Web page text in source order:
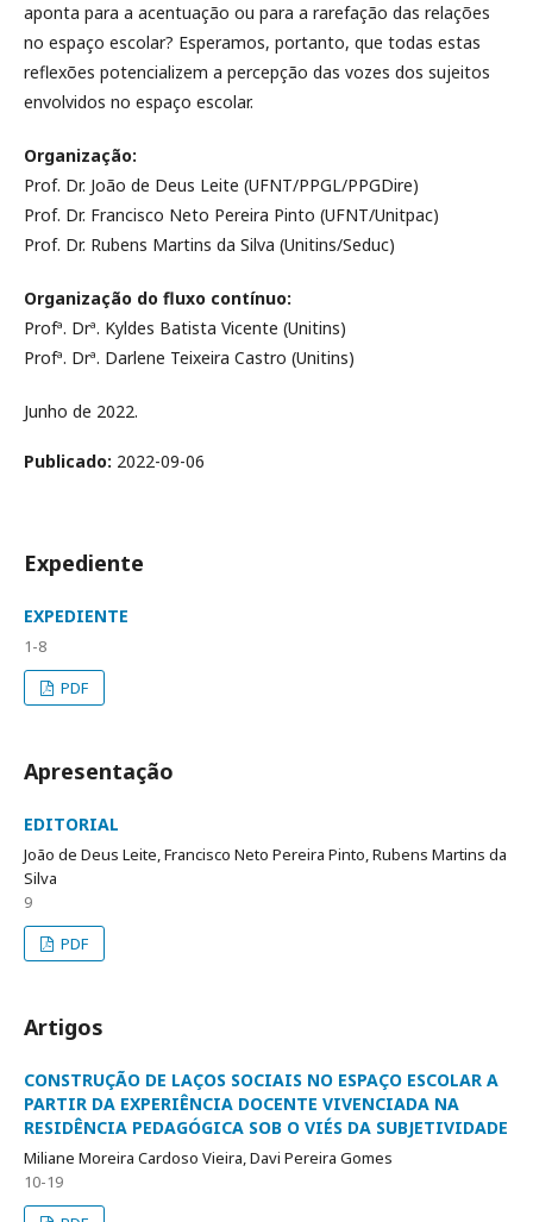
aponta para a acentuação ou para a rarefação das relações
no espaço escolar? Esperamos, portanto, que todas estas
reflexões potencializem a percepção das vozes dos sujeitos
envolvidos no espaço escolar.
Organização:
Prof. Dr. João de Deus Leite (UFNT/PPGL/PPGDire)
Prof. Dr. Francisco Neto Pereira Pinto (UFNT/Unitpac)
Prof. Dr. Rubens Martins da Silva (Unitins/Seduc)
Organização do fluxo contínuo:
Profª. Drª. Kyldes Batista Vicente (Unitins)
Profª. Drª. Darlene Teixeira Castro (Unitins)
Junho de 2022.
Publicado: 2022-09-06
Expediente
EXPEDIENTE
1-8
PDF
Apresentação
EDITORIAL
João de Deus Leite, Francisco Neto Pereira Pinto, Rubens Martins da
Silva
9
PDF
Artigos
CONSTRUÇÃO DE LAÇOS SOCIAIS NO ESPAÇO ESCOLAR A
PARTIR DA EXPERIÊNCIA DOCENTE VIVENCIADA NA
RESIDÊNCIA PEDAGÓGICA SOB O VIÉS DA SUBJETIVIDADE
Miliane Moreira Cardoso Vieira, Davi Pereira Gomes
10-19